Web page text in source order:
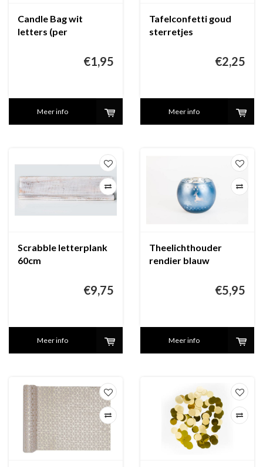
Candle Bag wit
letters (per
€1,95
Meer info
Tafelconfetti goud
sterretjes
€2,25
Meer info
Scrabble letterplank
60cm
€9,75
Meer info
Theelichthouder
rendier blauw
€5,95
Meer info